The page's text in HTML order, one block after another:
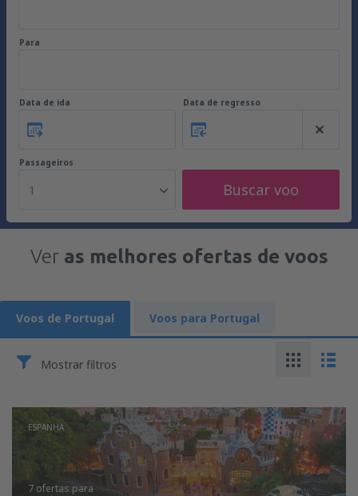
Para
Data de ida Data de regresso
Passageiros
1 Buscar voo
Veras melhores ofertas de voos
Voos de Portugal Voos para Portugal
Mostrar filtros
ESPANHA
7 ofertas para